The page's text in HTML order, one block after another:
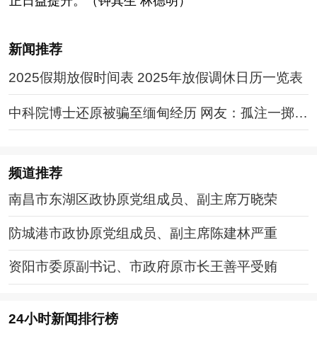
新闻推荐
2025假期放假时间表 2025年放假调休日历一览表
中科院博士还原被骗至缅甸经历 网友：孤注一掷现
实版
频道推荐
南昌市东湖区政协原党组成员、副主席万晓荣
防城港市政协原党组成员、副主席陈建林严重
资阳市委原副书记、市政府原市长王善平受贿
24小时新闻排行榜